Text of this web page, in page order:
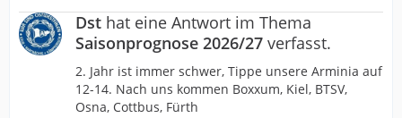
Dst hat eine Antwort im Thema
Saisonprognose 2026/27 verfasst.
2. Jahr ist immer schwer, Tippe unsere Arminia auf
12-14. Nach uns kommen Boxxum, Kiel, BTSV,
Osna, Cottbus, Fürth